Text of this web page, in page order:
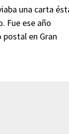
una carta
Fue ese año
en Gran